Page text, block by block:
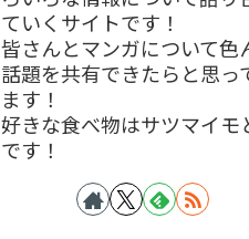
ていくサイトです！
皆さんとマンガについて色
話題を共有できたらと思っ
ます！
好きな食べ物はサツマイモ
です！